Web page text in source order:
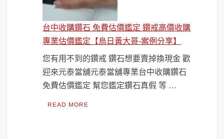
台中收購鑽石 免費估價鑑定 鑽戒高價收購
專業估價鑑定【烏日黃大哥-案例分享】
您有用不到的鑽戒 鑽石想要賣掉換現金 歡
迎來元泰當舖元泰當舖專業台中收購鑽石
免費估價鑑定 幫您鑑定鑽石真假 等 …
READ MORE